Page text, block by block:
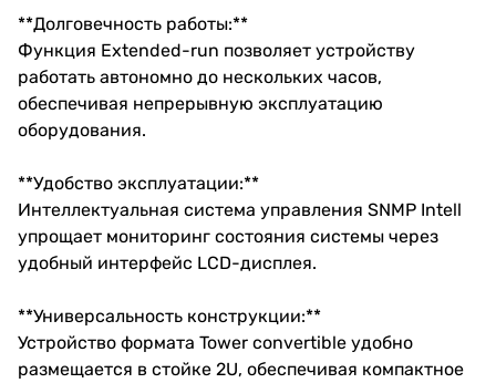
**Долговечность работы:**
Функция Extended-run позволяет устройству
работать автономно до нескольких часов,
обеспечивая непрерывную эксплуатацию
оборудования.
**Удобство эксплуатации:**
Интеллектуальная система управления SNMP Intell
упрощает мониторинг состояния системы через
удобный интерфейс LCD-дисплея.
**Универсальность конструкции:**
Устройство формата Tower convertible удобно
размещается в стойке 2U, обеспечивая компактное